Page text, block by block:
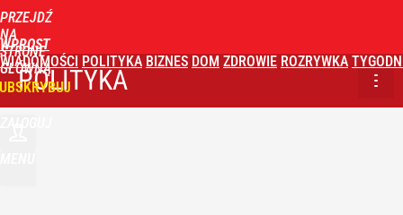
PRZEJDŹ
NA
STRONĘ
GŁÓWNĄ
WPROST
WIADOMOŚCI POLITYKA BIZNES DOM ZDROWIE ROZRYWKA
POLITYKA